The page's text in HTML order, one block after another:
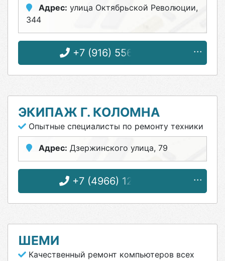
Адрес: улица Октябрьской Революции,
344
+7 (916) 556-52-99
ЭКИПАЖ Г. КОЛОМНА
Опытные специалисты по ремонту техники
Адрес: Дзержинского улица, 79
+7 (4966) 12-78-02
ШЕМИ
Качественный ремонт компьютеров всех